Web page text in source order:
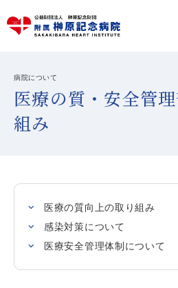
病院について
医療の質・安全管
組み
医療の質向上の取り組み
感染対策について
医療安全管理体制について